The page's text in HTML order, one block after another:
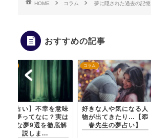
HOME コラム 夢に隠された過去の記憶
おすすめの記事
【夢占い】不幸を意味
する夢ってなに？実は
危険な夢9選を徹底解
説しま...
コラム
好きな人や気になる人
物が出てきたり…【翆
春先生の夢占い】